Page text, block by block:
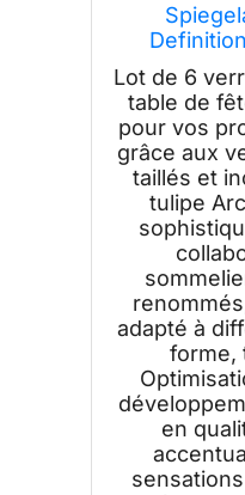
verres à
Lot de 6
table de
pour vos
grâce aux
taillés et
tulipe
adapté à
forme,
en